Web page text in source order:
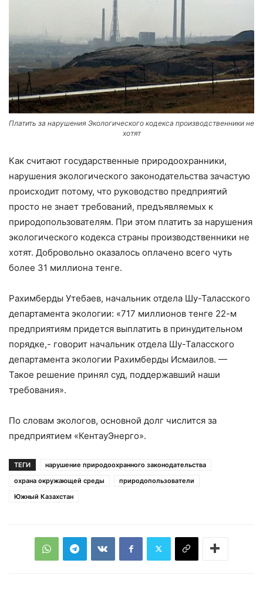
Платить за нарушения Экологического кодекса производственники не
хотят
Как считают государственные природоохранники,
нарушения экологического законодательства зачастую
происходит потому, что руководство предприятий
просто не знает требований, предъявляемых к
природопользователям. При этом платить за нарушения
экологического кодекса страны производственники не
хотят. Добровольно оказалось оплачено всего чуть
более 31 миллиона тенге.
Рахимберды Утебаев, начальник отдела Шу-Таласского
департамента экологии: «717 миллионов тенге 22-м
предприятиям придется выплатить в принудительном
порядке,- говорит начальник отдела Шу-Таласского
департамента экологии Рахимберды Исмаилов. —
Такое решение принял суд, поддержавший наши
требования».
По словам экологов, основной долг числится за
предприятием «КентауЭнерго».
ТЕГИ
нарушение природоохранного законодательства
охрана окружающей среды
природопользователи
Южный Казахстан